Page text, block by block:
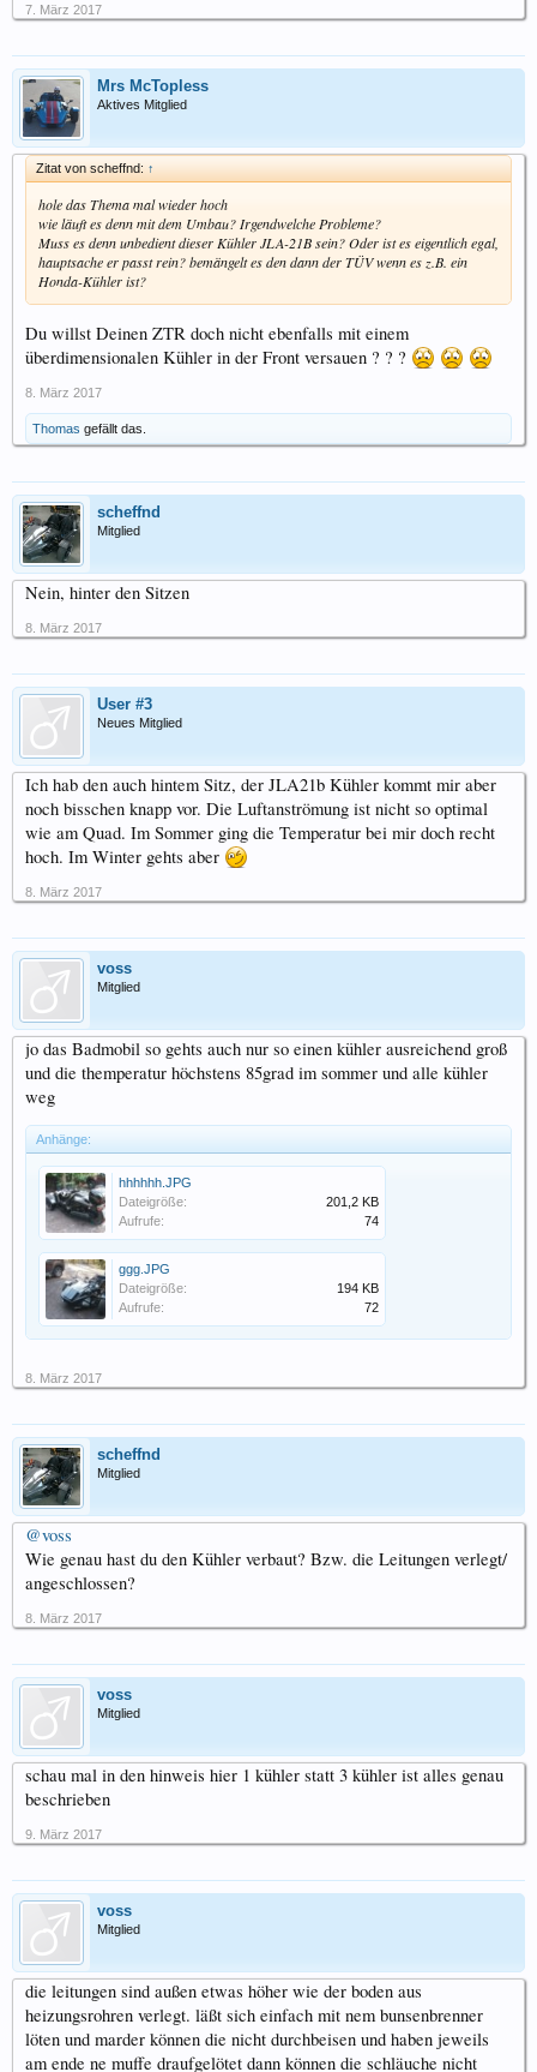
7. März 2017
Mrs McTopless
Aktives Mitglied
Zitat von scheffnd: ↑
hole das Thema mal wieder hoch
wie läuft es denn mit dem Umbau? Irgendwelche Probleme?
Muss es denn unbedient dieser Kühler JLA-21B sein? Oder ist es eigentlich egal,
hauptsache er passt rein? bemängelt es den dann der TÜV wenn es z.B. ein
Honda-Kühler ist?
Du willst Deinen ZTR doch nicht ebenfalls mit einem
überdimensionalen Kühler in der Front versauen ? ? ?
8. März 2017
Thomas gefällt das.
scheffnd
Mitglied
Nein, hinter den Sitzen
8. März 2017
User #3
Neues Mitglied
Ich hab den auch hintem Sitz, der JLA21b Kühler kommt mir aber
noch bisschen knapp vor. Die Luftanströmung ist nicht so optimal
wie am Quad. Im Sommer ging die Temperatur bei mir doch recht
hoch. Im Winter gehts aber
8. März 2017
voss
Mitglied
jo das Badmobil so gehts auch nur so einen kühler ausreichend groß
und die themperatur höchstens 85grad im sommer und alle kühler
weg
Anhänge:
hhhhhh.JPG
Dateigröße:
201,2 KB
Aufrufe:
74
ggg.JPG
Dateigröße:
194 KB
Aufrufe:
72
8. März 2017
scheffnd
Mitglied
@voss
Wie genau hast du den Kühler verbaut? Bzw. die Leitungen verlegt/
angeschlossen?
8. März 2017
voss
Mitglied
schau mal in den hinweis hier 1 kühler statt 3 kühler ist alles genau
beschrieben
9. März 2017
voss
Mitglied
die leitungen sind außen etwas höher wie der boden aus
heizungsrohren verlegt. läßt sich einfach mit nem bunsenbrenner
löten und marder können die nicht durchbeisen und haben jeweils
am ende ne muffe draufgelötet dann können die schläuche nicht